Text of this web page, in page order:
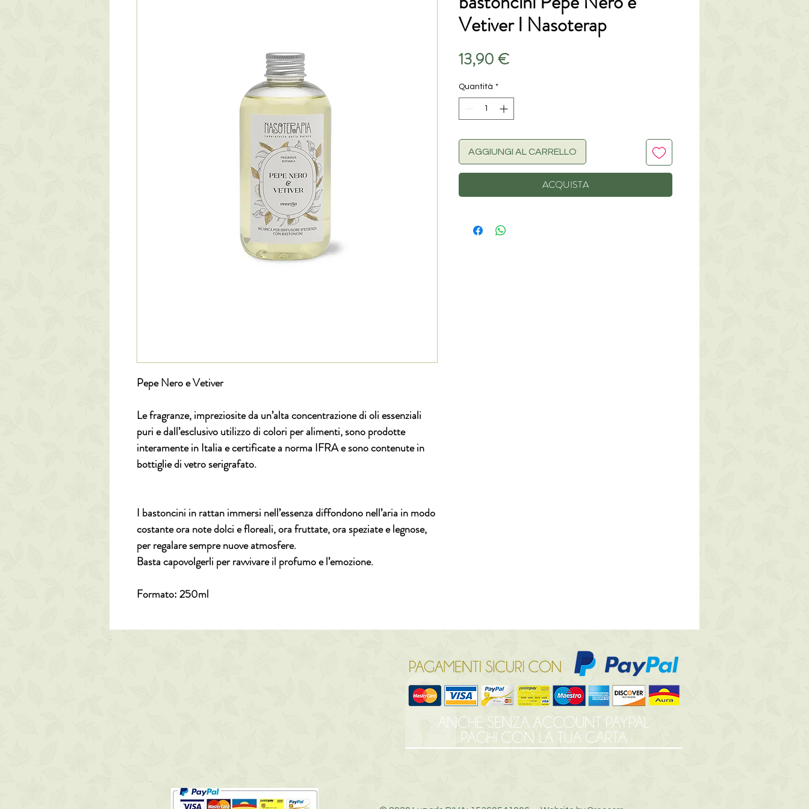
Pepe Nero e Vetiver
Le fragranze, impreziosite da un’alta concentrazione di oli essenziali
puri e dall’esclusivo utilizzo di colori per alimenti, sono prodotte
interamente in Italia e certificate a norma IFRA e sono contenute in
bottiglie di vetro serigrafato.
I bastoncini in rattan immersi nell’essenza diffondono nell’aria in modo
costante ora note dolci e floreali, ora fruttate, ora speziate e legnose,
per regalare sempre nuove atmosfere.
Basta capovolgerli per ravvivare il profumo e l’emozione.
Formato: 250ml
Vetiver I Nasoterap
13,90 €Prezzo
Quantità *
AGGIUNGI AL CARRELLO
ACQUISTA